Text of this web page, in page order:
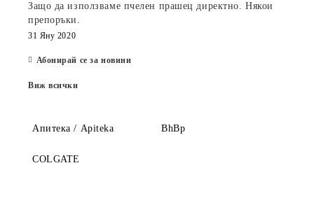
Защо да използваме пчелен прашец директно. Някои
препоръки.
31 Яну 2020
Абонирай се за новини
Виж всички
Апитека / Apiteka BhBp
COLGATE